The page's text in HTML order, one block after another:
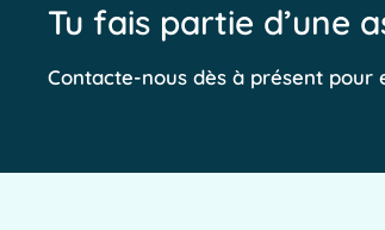
Tu fais partie d’une
Contacte-nous dès à présent pour